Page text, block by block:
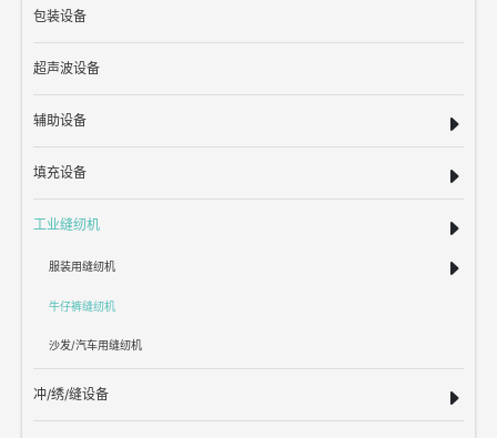
包装设备
超声波设备
辅助设备
填充设备
工业缝纫机
服装用缝纫机
牛仔裤缝纫机
沙发/汽车用缝纫机
冲/绣/缝设备